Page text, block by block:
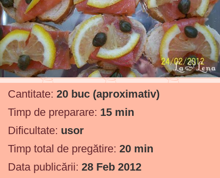
Cantitate: 20 buc (aproximativ)
Timp de preparare: 15 min
Dificultate: usor
Timp total de pregătire: 20 min
Data publicării: 28 Feb 2012